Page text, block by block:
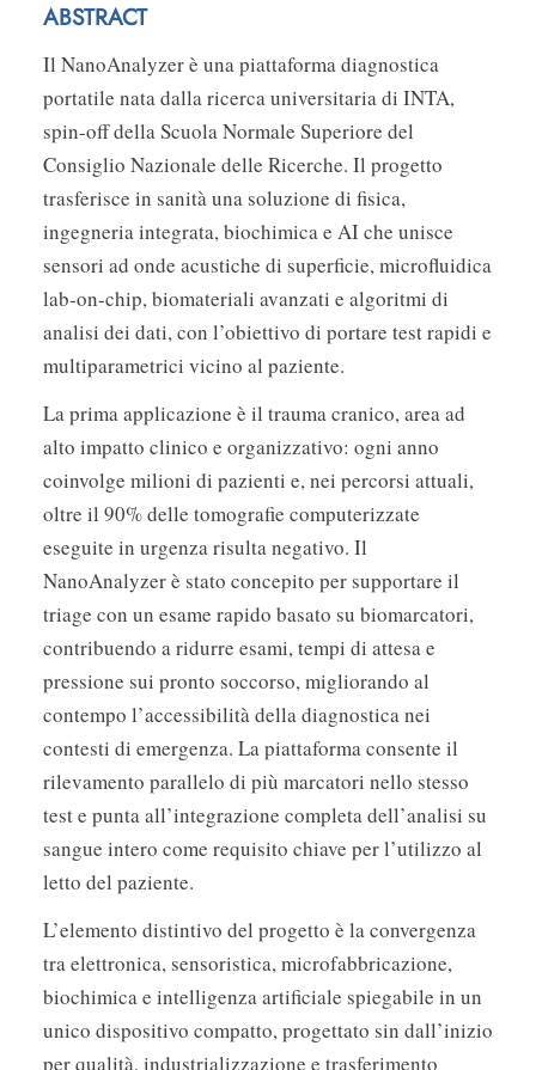
ABSTRACT
Il NanoAnalyzer è una piattaforma diagnostica
portatile nata dalla ricerca universitaria di INTA,
spin-off della Scuola Normale Superiore del
Consiglio Nazionale delle Ricerche. Il progetto
trasferisce in sanità una soluzione di fisica,
ingegneria integrata, biochimica e AI che unisce
sensori ad onde acustiche di superficie, microfluidica
lab-on-chip, biomateriali avanzati e algoritmi di
analisi dei dati, con l’obiettivo di portare test rapidi e
multiparametrici vicino al paziente.
La prima applicazione è il trauma cranico, area ad
alto impatto clinico e organizzativo: ogni anno
coinvolge milioni di pazienti e, nei percorsi attuali,
oltre il 90% delle tomografie computerizzate
eseguite in urgenza risulta negativo. Il
NanoAnalyzer è stato concepito per supportare il
triage con un esame rapido basato su biomarcatori,
contribuendo a ridurre esami, tempi di attesa e
pressione sui pronto soccorso, migliorando al
contempo l’accessibilità della diagnostica nei
contesti di emergenza. La piattaforma consente il
rilevamento parallelo di più marcatori nello stesso
test e punta all’integrazione completa dell’analisi su
sangue intero come requisito chiave per l’utilizzo al
letto del paziente.
L’elemento distintivo del progetto è la convergenza
tra elettronica, sensoristica, microfabbricazione,
biochimica e intelligenza artificiale spiegabile in un
unico dispositivo compatto, progettato sin dall’inizio
per qualità, industrializzazione e trasferimento